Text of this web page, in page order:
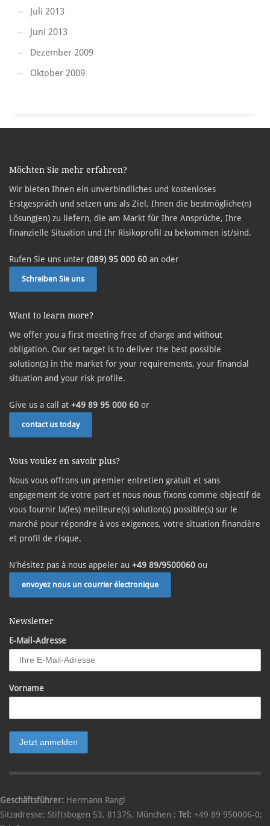
Juli 2013
Juni 2013
Dezember 2009
Oktober 2009
Möchten Sie mehr erfahren?
Wir bieten Ihnen ein unverbindliches und kostenloses
Erstgespräch und setzen uns als Ziel, Ihnen die bestmögliche(n)
Lösung(en) zu liefern, die am Markt für Ihre Ansprüche, Ihre
finanzielle Situation und Ihr Risikoprofil zu bekommen ist/sind.
Rufen Sie uns unter (089) 95 000 60 an oder
Schreiben Sie uns
Want to learn more?
We offer you a first meeting free of charge and without
obligation. Our set target is to deliver the best possible
solution(s) in the market for your requirements, your financial
situation and your risk profile.
Give us a call at +49 89 95 000 60 or
contact us today
Vous voulez en savoir plus?
Nous vous offrons un premier entretien gratuit et sans
engagement de votre part et nous nous fixons comme objectif de
vous fournir la(les) meilleure(s) solution(s) possible(s) sur le
marché pour répondre à vos exigences, votre situation financière
et profil de risque.
N'hésitez pas à nous appeler au +49 89/9500060 ou
envoyez nous un courrier électronique
Newsletter
E-Mail-Adresse
Vorname
Geschäftsführer: Hermann Rangl
Sitzadresse: Stiftsbogen 53, 81375, München ; Tel: +49 89 950006-0;